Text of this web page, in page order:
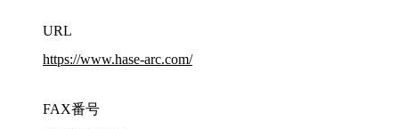
URL
https://www.hase-arc.com/
FAX番号